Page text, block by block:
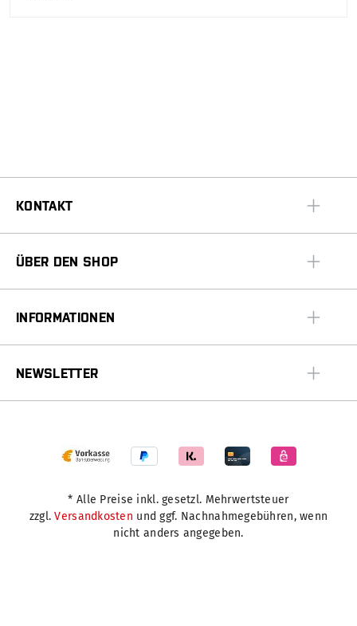
KONTAKT
ÜBER DEN SHOP
INFORMATIONEN
NEWSLETTER
* Alle Preise inkl. gesetzl. Mehrwertsteuer
zzgl.Versandkosten und ggf. Nachnahmegebühren, wenn
nicht anders angegeben.